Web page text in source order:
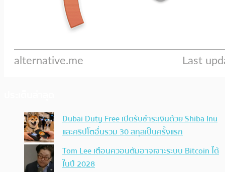
Dubai Duty Free เปิดรับชำระเงินด้วย Shiba Inu
และคริปโตอื่นรวม 30 สกุลเป็นครั้งแรก
Tom Lee เตือนควอนตัมอาจเจาะระบบ Bitcoin ได้
ในปี 2028